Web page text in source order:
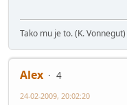
Tako mu je to. (K. Vonnegut)
Alex
4
24-02-2009, 20:02:20